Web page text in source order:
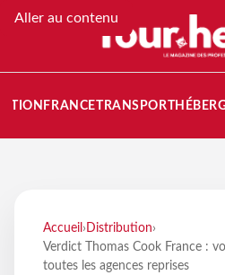
Aller au contenu
FRANCETRANSPORT
Accueil › Distribution›
Verdict Thomas Cook France :
toutes les agences reprises